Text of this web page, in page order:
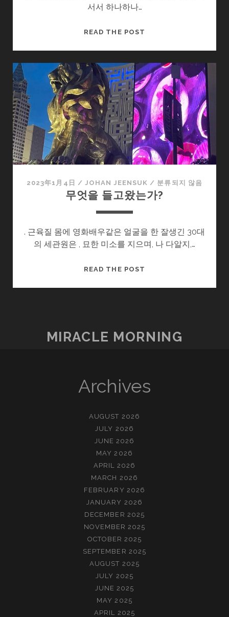
서서 하나하나…
READ THE POST
2023年1月4日 / JOHAN JEENSUK / 분류되지 않음
무엇을 들고왔는가?
. 근육질 몸에 영화배우같은 얼굴을 한 잘생긴 30대
의 세관원은 , 묘한 미소를 지으며, 나 다알지,…
READ THE POST
는
MIRACLE MORNING
Archives
AUGUST 2026
JULY 2026
JUNE 2026
MAY 2026
APRIL 2026
MARCH 2026
FEBRUARY 2026
JANUARY 2026
DECEMBER 2025
NOVEMBER 2025
OCTOBER 2025
SEPTEMBER 2025
AUGUST 2025
JULY 2025
JUNE 2025
MAY 2025
APRIL 2025